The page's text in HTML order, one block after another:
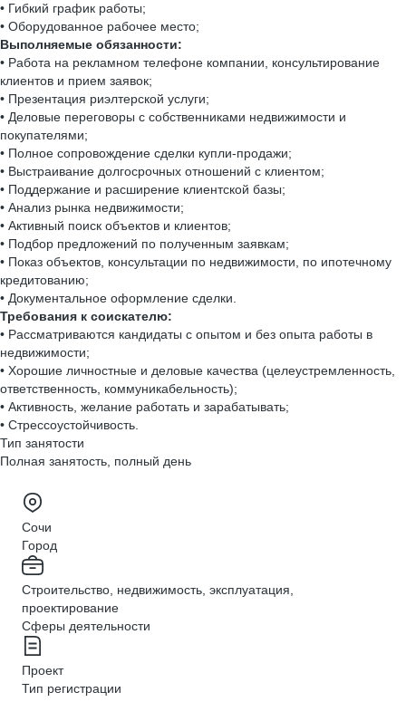
• Гибкий график работы;
• Оборудованное рабочее место;
Выполняемые обязанности:
• Работа на рекламном телефоне компании, консультирование
клиентов и прием заявок;
• Презентация риэлтерской услуги;
• Деловые переговоры с собственниками недвижимости и
покупателями;
• Полное сопровождение сделки купли-продажи;
• Выстраивание долгосрочных отношений с клиентом;
• Поддержание и расширение клиентской базы;
• Анализ рынка недвижимости;
• Активный поиск объектов и клиентов;
• Подбор предложений по полученным заявкам;
• Показ объектов, консультации по недвижимости, по ипотечному
кредитованию;
• Документальное оформление сделки.
Требования к соискателю:
• Рассматриваются кандидаты с опытом и без опыта работы в
недвижимости;
• Хорошие личностные и деловые качества (целеустремленность,
ответственность, коммуникабельность);
• Активность, желание работать и зарабатывать;
• Стрессоустойчивость.
Тип занятости
Полная занятость, полный день
Сочи
Город
Строительство, недвижимость, эксплуатация,
проектирование
Сферы деятельности
Проект
Тип регистрации